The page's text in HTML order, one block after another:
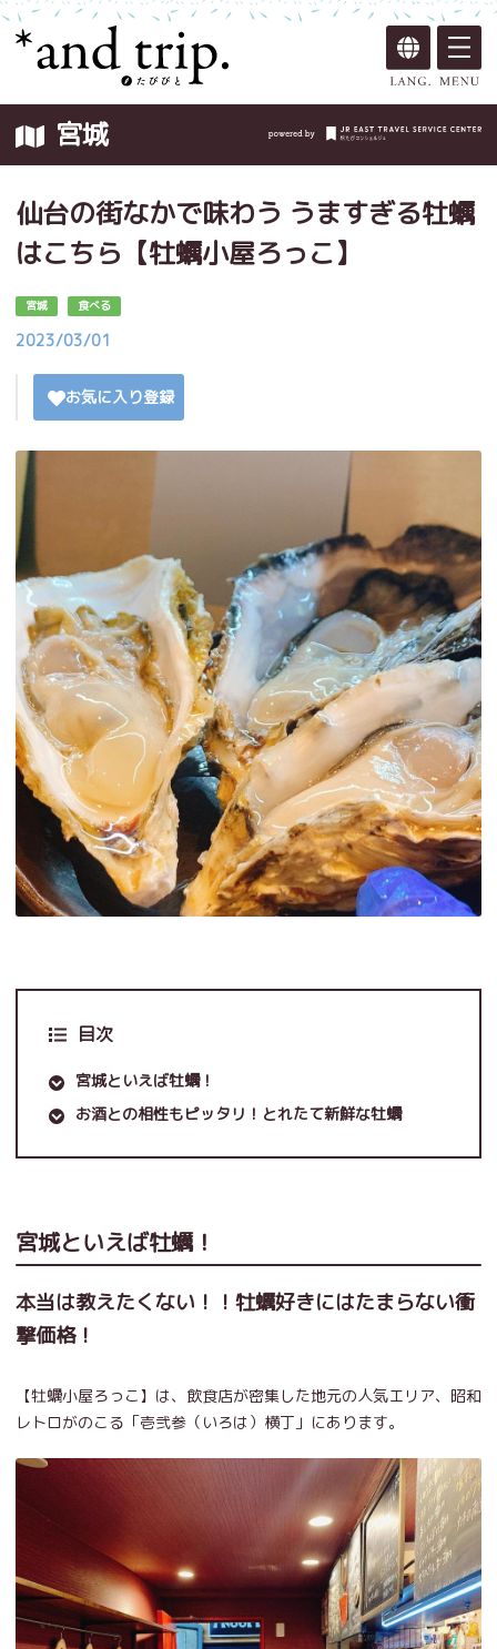
宮城
仙台の街なかで味わう うますぎる牡蠣
はこちら【牡蠣小屋ろっこ】
宮城 食べる
2023/03/01
お気に入り登録
目次
宮城といえば牡蠣！
お酒との相性もピッタリ！とれたて新鮮な牡蠣
宮城といえば牡蠣！
本当は教えたくない！！牡蠣好きにはたまらない衝
撃価格！
【牡蠣小屋ろっこ】は、飲食店が密集した地元の人気エリア、昭和
レトロがのこる「壱弐参（いろは）横丁」にあります。